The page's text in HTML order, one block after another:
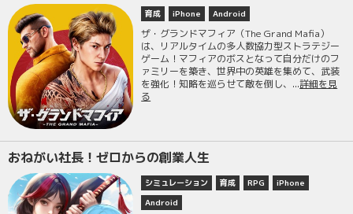
育成 iPhone Android
ザ・グランドマフィア（The Grand Mafia）
は、リアルタイムの多人数協力型ストラテジー
ゲーム！マフィアのボスとなって自分だけのフ
ァミリーを築き、世界中の英雄を集めて、武装
を強化！知略を巡らせて敵を倒し、...詳細を見
る
おねがい社長！ゼロからの創業人生
シミュレーション 育成 RPG
iPhone
Android